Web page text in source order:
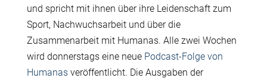
und spricht mit ihnen über ihre Leidenschaft zum
Sport, Nachwuchsarbeit und über die
Zusammenarbeit mit Humanas. Alle zwei Wochen
wird donnerstags eine neue Podcast-Folge von
Humanasveröffentlicht. Die Ausgaben der